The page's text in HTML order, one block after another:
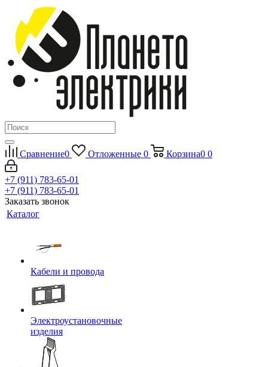
Сравнение0 Отложенные 0 Корзина0 0
+7 (911) 783-65-01
+7 (911) 783-65-01
Заказать звонок
Каталог
Кабели и провода
Электроустановочные
изделия